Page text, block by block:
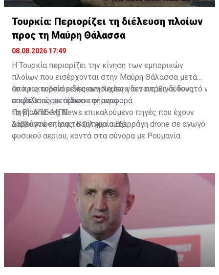
Τουρκία: Περιορίζει τη διέλευση πλοίων
προς τη Μαύρη Θάλασσα
08.08.2026 17:49
Η Τουρκία περιορίζει την κίνηση των εμπορικών
πλοίων που εισέρχονται στην Μαύρη Θάλασσα μετά
από τις αυξανόμενες ανησυχίες για τους κινδύνους
ασφάλειας, μετέδωσε σήμερα
το Bloomberg News επικαλούμενο πηγές που έχουν
λάβει γνώση για το ζήτημα αυτό.
Το πρακτορείο ειδήσεων Reuters δεν στάθηκε δυνατό να
επιβεβαιώσει άμεσα την αναφορά.
Πηγή: ΑΠΕ-ΜΠΕ
Διαβάστε επίσης:Βουλγαρία:Εξερράγη drone σε αγωγό
φυσικού αερίου, κοντά στα σύνορα με Ρουμανία